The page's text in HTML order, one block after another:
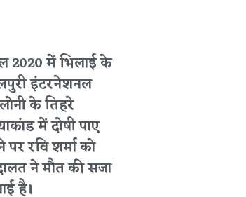
2020 में भिलाई के
इंटरनेशनल
के तिहरे
में दोषी पाए
पर रवि शर्मा को
ने मौत की सजा
है।